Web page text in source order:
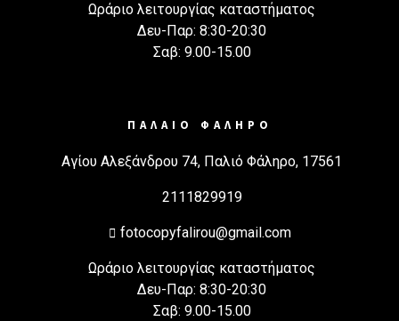
Ωράριο λειτουργίας καταστήματος
Δευ-Παρ: 8:30-20:30
Σαβ: 9.00-15.00
ΠΑΛΑΙΟ ΦΑΛΗΡΟ
Αγίου Αλεξάνδρου 74, Παλιό Φάληρο, 17561
2111829919
fotocopyfalirou@gmail.com
Ωράριο λειτουργίας καταστήματος
Δευ-Παρ: 8:30-20:30
Σαβ: 9.00-15.00